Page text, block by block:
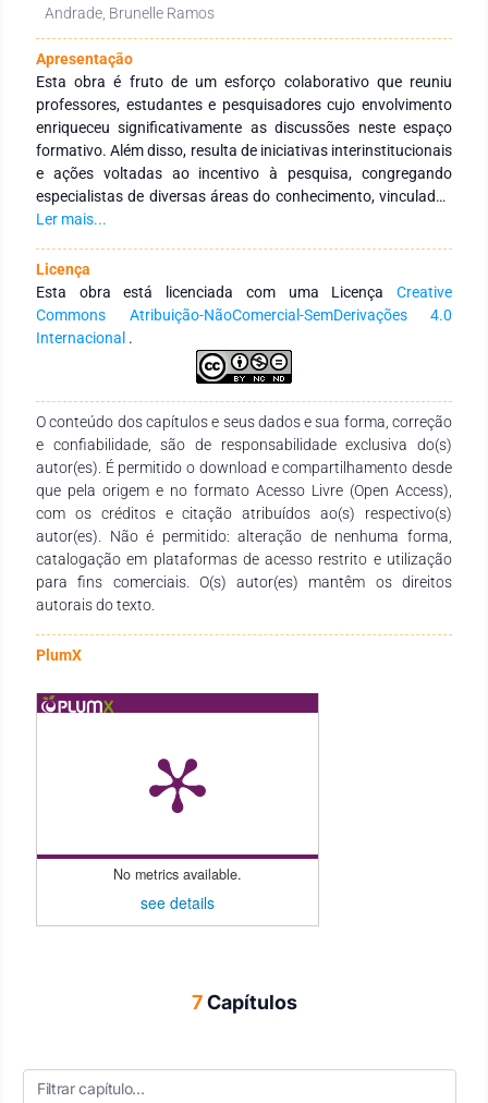
Andrade, Brunelle Ramos
Apresentação
Esta obra é fruto de um esforço colaborativo que reuniu
professores, estudantes e pesquisadores cujo envolvimento
enriqueceu significativamente as discussões neste espaço
formativo. Além disso, resulta de iniciativas interinstitucionais
e ações voltadas ao incentivo à pesquisa, congregando
especialistas de diversas áreas do conhecimento, vinculados
a Instituições de Educação Superior, públicas e privadas, em
fortalecer a integração entre instituições, tanto no Brasil
quanto no exterior, por meio de redes de pesquisa
comprometidas com a formação continuada de profissionais
da educação. Para isso, busca-se a produção e a ampla
disseminação do conhecimento em distintas áreas do saber.
Expressamos nossa profunda gratidão aos autores pelo
empenho, comprometimento e dedicação na concepção e
finalização desta obra. Esperamos que ela se consolide como
um recurso didático-pedagógico valioso, atendendo às
necessidades de estudantes, docentes de todos os níveis de
ensino e demais interessados na temática.
Ler mais...
Licença
Esta obra está licenciada com uma Licença Creative
Commons Atribuição-NãoComercial-SemDerivações 4.0
Internacional .
O conteúdo dos capítulos e seus dados e sua forma, correção
e confiabilidade, são de responsabilidade exclusiva do(s)
autor(es). É permitido o download e compartilhamento desde
que pela origem e no formato Acesso Livre (Open Access),
com os créditos e citação atribuídos ao(s) respectivo(s)
autor(es). Não é permitido: alteração de nenhuma forma,
catalogação em plataformas de acesso restrito e utilização
para fins comerciais. O(s) autor(es) mantêm os direitos
autorais do texto.
PlumX
No metrics available.
see details
7Capítulos